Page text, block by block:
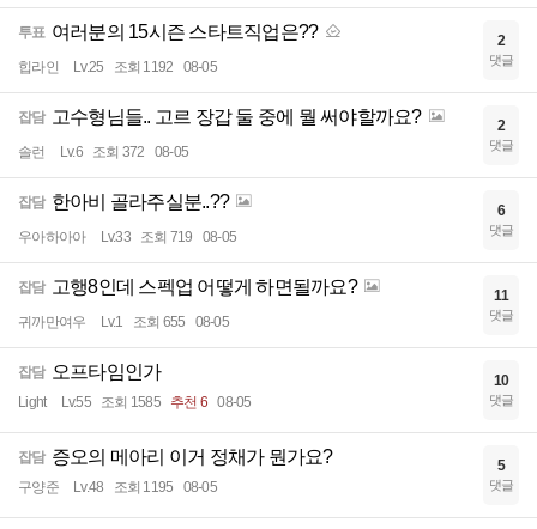
투표 여러분의 15시즌 스타트직업은??
힙라인 Lv.25 조회 1192 08-05
2
댓글
잡담 고수형님들.. 고르 장갑 둘 중에 뭘 써야할까요?
솔런 Lv.6 조회 372 08-05
2
댓글
잡담 한아비 골라주실분..??
우아하아아 Lv.33 조회 719 08-05
6
댓글
잡담 고행8인데 스펙업 어떻게 하면될까요?
귀까만여우 Lv.1 조회 655 08-05
11
댓글
잡담 오프타임인가
Light Lv.55 조회 1585 추천 6 08-05
10
댓글
잡담 증오의 메아리 이거 정채가 뭔가요?
구양준 Lv.48 조회 1195 08-05
5
댓글